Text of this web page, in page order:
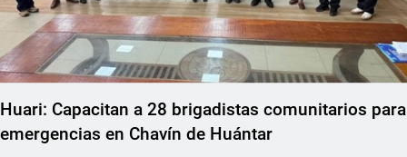
Huari: Capacitan a 28 brigadistas comunitarios para
emergencias en Chavín de Huántar